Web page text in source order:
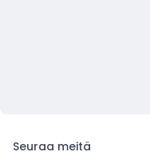
Seuraa meitä